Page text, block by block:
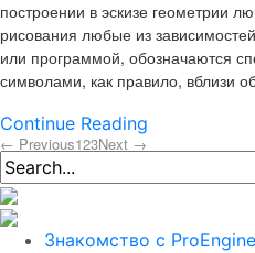
построении в эскизе геометрии
рисования любые из
или программой, обозначаются
символами, как правило, вблизи
Continue Reading
← Previous123Next →
Знакомство с